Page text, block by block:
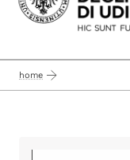
home